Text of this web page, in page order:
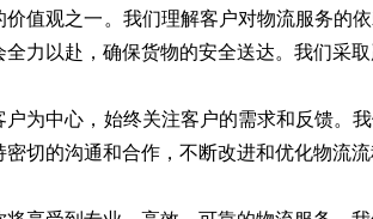
值观之一。我们理解客户对物流服务的
力以赴，确保货物的安全送达。我们采
户为中心，始终关注客户的需求和反馈。
切的沟通和合作，不断改进和优化物流流